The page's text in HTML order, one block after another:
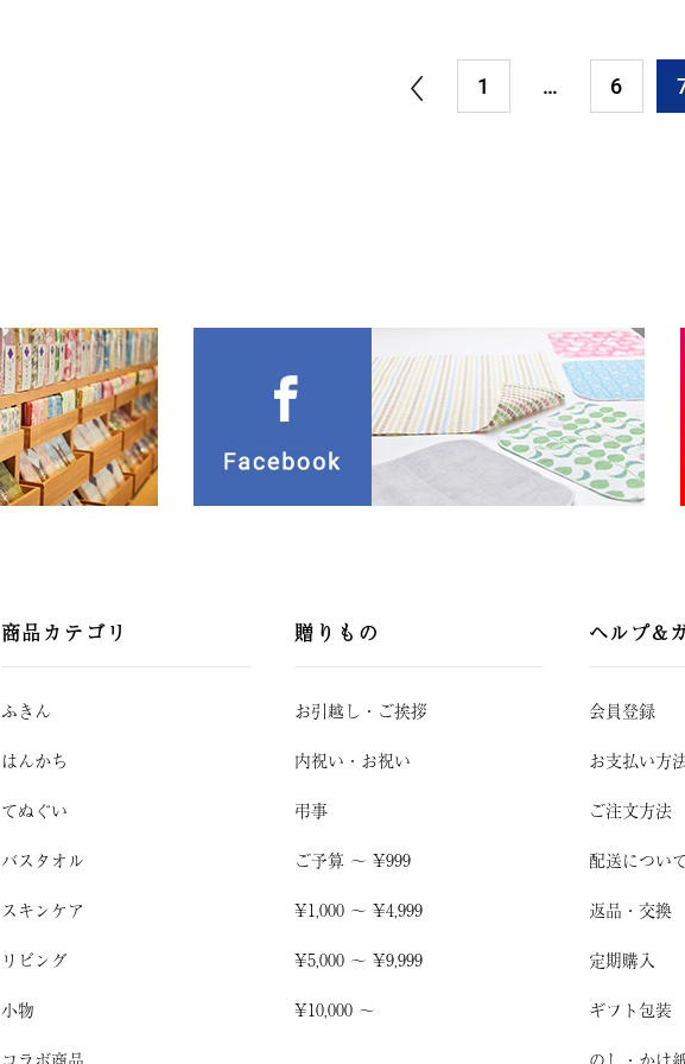
1 … 6
商品カテゴリ
ふきん
はんかち
てぬぐい
バスタオル
スキンケア
リビング
小物
贈りもの
お引越し ・ ご挨拶
内祝い・お祝い
弔事
ご予算 〜 ¥999
¥1,000 〜 ¥4,999
¥5,000 〜 ¥9,999
¥10,000 〜
ヘルプ&
会員登録
お支払い方
ご注文方法
配送につい
返品・交換
定期購入
ギフト包装